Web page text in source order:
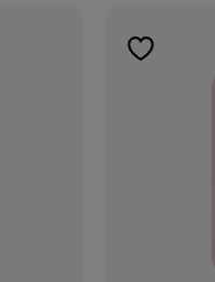
toevoegen